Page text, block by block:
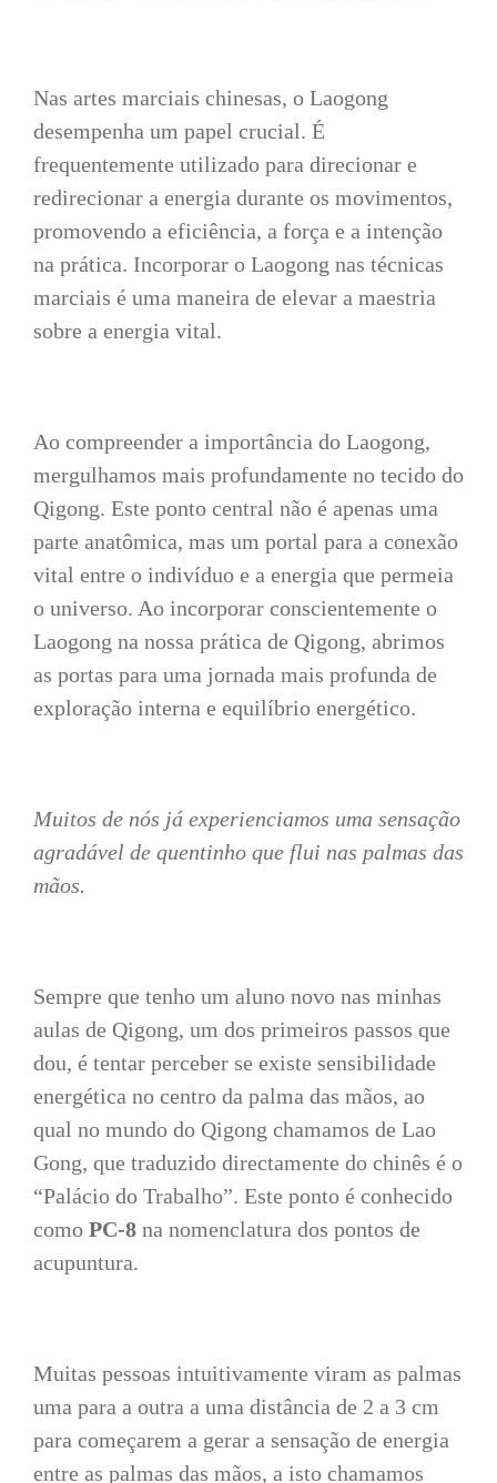
Nas artes marciais chinesas, o Laogong
desempenha um papel crucial. É
frequentemente utilizado para direcionar e
redirecionar a energia durante os movimentos,
promovendo a eficiência, a força e a intenção
na prática. Incorporar o Laogong nas técnicas
marciais é uma maneira de elevar a maestria
sobre a energia vital.
Ao compreender a importância do Laogong,
mergulhamos mais profundamente no tecido do
Qigong. Este ponto central não é apenas uma
parte anatômica, mas um portal para a conexão
vital entre o indivíduo e a energia que permeia
o universo. Ao incorporar conscientemente o
Laogong na nossa prática de Qigong, abrimos
as portas para uma jornada mais profunda de
exploração interna e equilíbrio energético.
Muitos de nós já experienciamos uma sensação
agradável de quentinho que flui nas palmas das
mãos.
Sempre que tenho um aluno novo nas minhas
aulas de Qigong, um dos primeiros passos que
dou, é tentar perceber se existe sensibilidade
energética no centro da palma das mãos, ao
qual no mundo do Qigong chamamos de Lao
Gong, que traduzido directamente do chinês é o
“Palácio do Trabalho”. Este ponto é conhecido
como PC-8 na nomenclatura dos pontos de
acupuntura.
Muitas pessoas intuitivamente viram as palmas
uma para a outra a uma distância de 2 a 3 cm
para começarem a gerar a sensação de energia
entre as palmas das mãos, a isto chamamos